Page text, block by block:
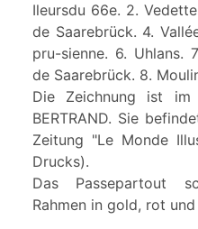
Ileursdu 66e. 2.
de Saarebrück. 4.
pru-sienne. 6. Uhlans.
de Saarebrück. 8.
Die Zeichnung ist im
BERTRAND. Sie
Zeitung "Le Monde
Drucks).
Das Passepartout
Rahmen in gold, rot